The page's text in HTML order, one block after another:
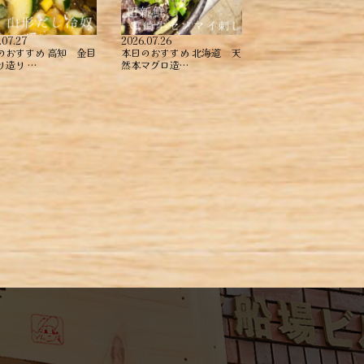
おすすめ ︎高知 金目
造り ︎…
2026.07.26
本日のおすすめ ︎北海道 天
然本マグロ造…